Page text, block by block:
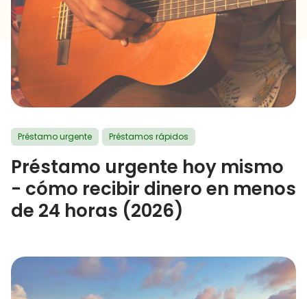
Préstamo urgente Préstamos rápidos
Préstamo urgente hoy mismo
- cómo recibir dinero en menos
de 24 horas (2026)